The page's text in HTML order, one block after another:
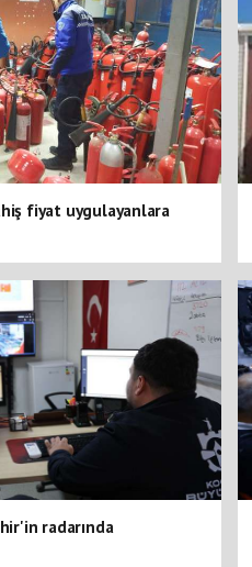
fiyat uygulayanlara
radarında